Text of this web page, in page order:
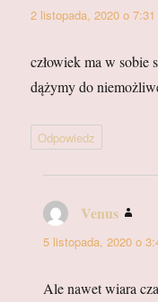
2 listopada, 2020 o 7:31
człowiek ma w sobie
dążymy do
Odpowiedz
Venus
5 listopada, 2020 o
Ale nawet wiara